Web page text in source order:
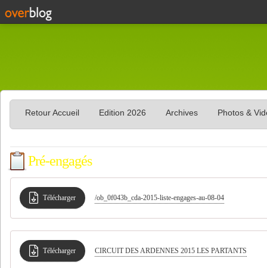
Retour Accueil Edition 2026 Archives Photos &
Pré-engagés
Télécharger /ob_0f043b_cda-2015-liste-engages-au-08-04
Télécharger CIRCUIT DES ARDENNES 2015 LES PARTANTS